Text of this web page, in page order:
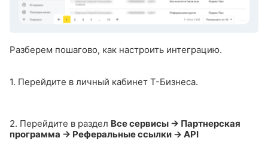
Разберем пошагово, как настроить интеграцию.
1. Перейдите в личный кабинет Т-Бизнеса.
2. Перейдите в раздел Все сервисы → Партнерская
программа → Реферальные ссылки → API